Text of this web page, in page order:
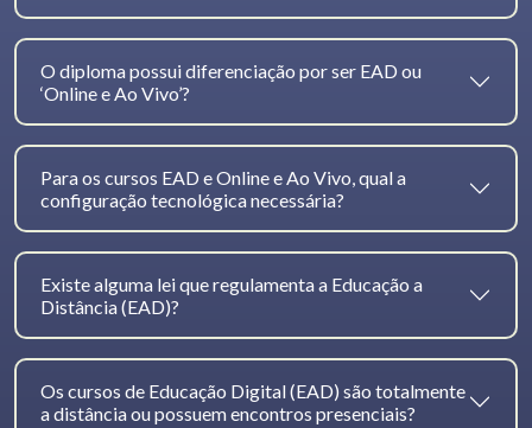
O diploma possui diferenciação por ser EAD ou
‘Online e Ao Vivo’?
Para os cursos EAD e Online e Ao Vivo, qual a
configuração tecnológica necessária?
Existe alguma lei que regulamenta a Educação a
Distância (EAD)?
Os cursos de Educação Digital (EAD) são totalmente
a distância ou possuem encontros presenciais?